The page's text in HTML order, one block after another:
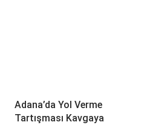
Adana’da Yol Verme
Tartışması Kavgaya